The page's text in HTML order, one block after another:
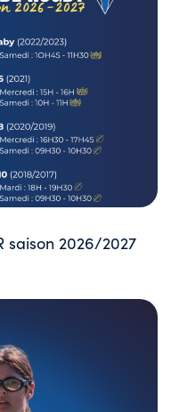
saison 2026/2027